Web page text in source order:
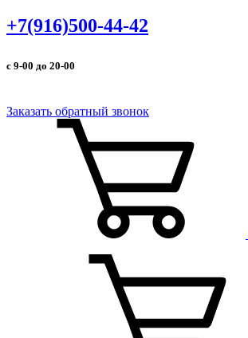
+7(916)500-44-42
с 9-00 до 20-00
Заказать обратный звонок